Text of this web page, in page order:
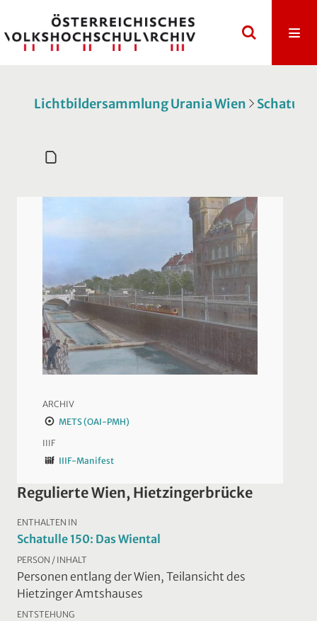
Lichtbildersammlung Urania Wien Schatulle
ARCHIV
METS (OAI-PMH)
IIIF
IIIF-Manifest
Regulierte Wien, Hietzingerbrücke
ENTHALTEN IN
Schatulle 150: Das Wiental
PERSON / INHALT
Personen entlang der Wien, Teilansicht des
Hietzinger Amtshauses
ENTSTEHUNG